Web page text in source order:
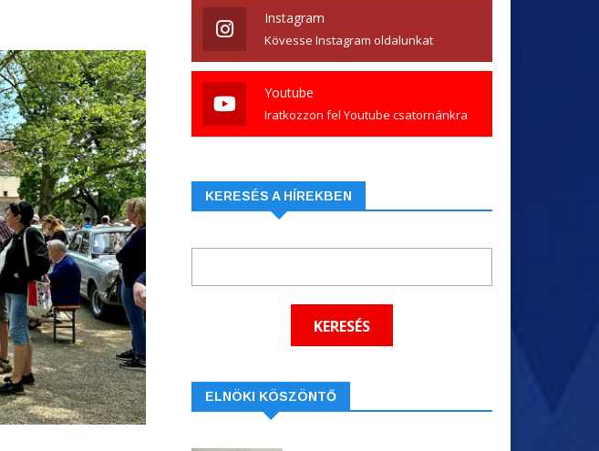
Instagram
Kövesse Instagram oldalunkat
Youtube
Iratkozzon fel Youtube csatornánkra
KERESÉS A HÍREKBEN
ELNÖKI KÖSZÖNTŐ